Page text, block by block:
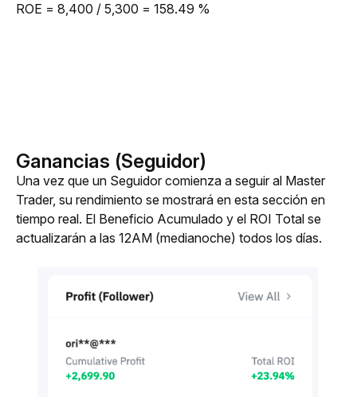
ROE = 8,400 / 5,300 = 158.49 %
Ganancias (Seguidor)
Una vez que un Seguidor comienza a seguir al Master
Trader, su rendimiento se mostrará en esta sección en
tiempo real. El Beneficio Acumulado y el ROI Total se
actualizarán a las 12AM (medianoche) todos los días.